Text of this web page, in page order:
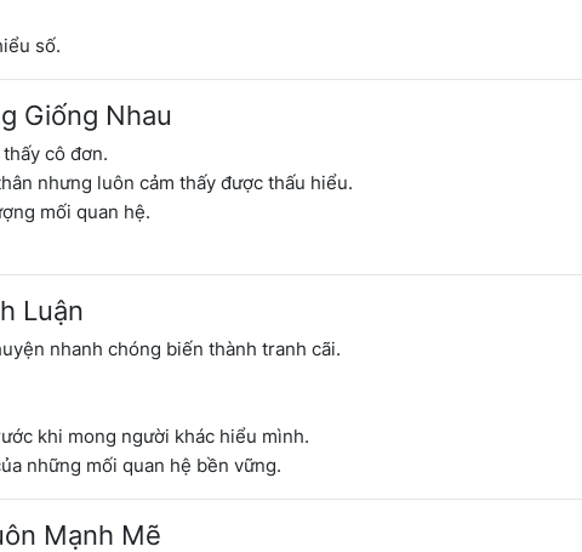
số.
Giống Nhau
cô đơn.
nhưng luôn cảm thấy được thấu hiểu.
mối quan hệ.
Luận
nhanh chóng biến thành tranh cãi.
khi mong người khác hiểu mình.
những mối quan hệ bền vững.
Mạnh Mẽ